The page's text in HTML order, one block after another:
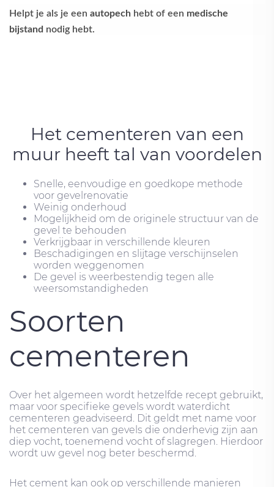
Helpt je als je een autopech hebt of een medische
bijstand nodig hebt.
Het cementeren van een
muur heeft tal van voordelen
Snelle, eenvoudige en goedkope methode
voor gevelrenovatie
Weinig onderhoud
Mogelijkheid om de originele structuur van de
gevel te behouden
Verkrijgbaar in verschillende kleuren
Beschadigingen en slijtage verschijnselen
worden weggenomen
De gevel is weerbestendig tegen alle
weersomstandigheden
Soorten
cementeren
Over het algemeen wordt hetzelfde recept gebruikt,
maar voor specifieke gevels wordt waterdicht
cementeren geadviseerd. Dit geldt met name voor
het cementeren van gevels die onderhevig zijn aan
diep vocht, toenemend vocht of slagregen. Hierdoor
wordt uw gevel nog beter beschermd.
Het cement kan ook op verschillende manieren